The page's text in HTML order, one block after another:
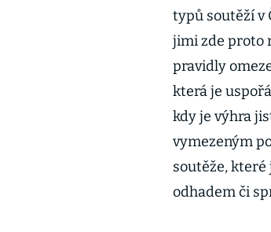
typů soutěží v
jimi zde proto
pravidly
která je
kdy je výhra
vymezeným
soutěže,
odhadem či